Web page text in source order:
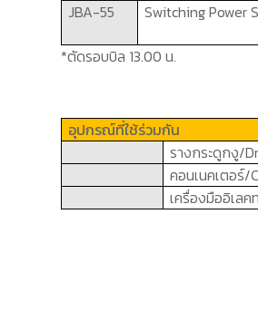
JBA-55 Switching Power
*ตัดรอบบิล 13.00 น.
อุปกรณ์ที่ใช้ร่วมกัน
รางกระดูกงู/
คอนเนคเตอร์/
เครื่องมืออิเล